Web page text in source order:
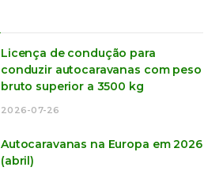
Licença de condução para
conduzir autocaravanas com peso
bruto superior a 3500 kg
2026-07-26
Autocaravanas na Europa em 2026
(abril)